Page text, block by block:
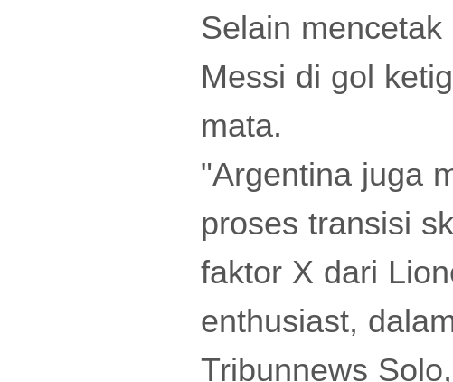
Selain
Messi di gol
mata.
"Argentina juga
proses transisi
faktor X dari
enthusiast,
Tribunnews